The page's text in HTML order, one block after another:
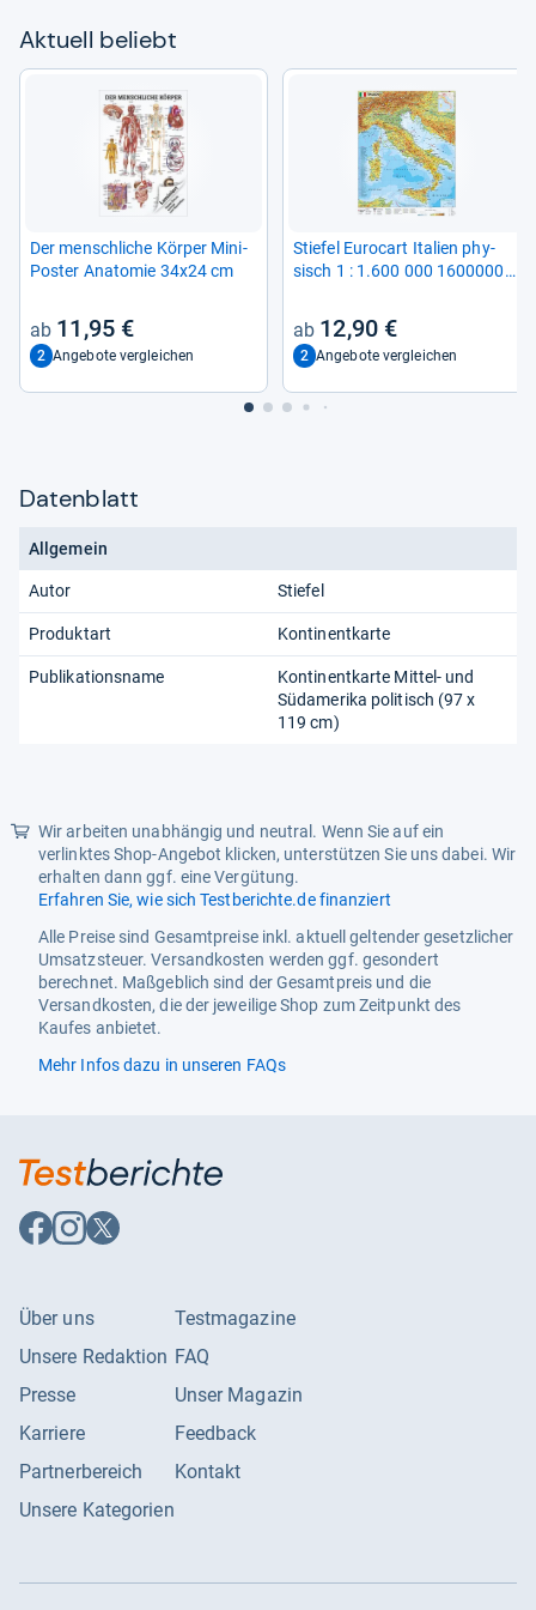
Aktu­ell beliebt
Der mensch­li­che Kör­per Mini-​
Pos­ter Ana­to­mie 34x24 cm
11,95 €
2 Angebote vergleichen
Stie­fel Euro­cart Ita­lien phy­
sisch 1 : 1.600 000 1600000
2016) (7290699)
12,90 €
2 Angebote vergleichen
Datenblatt
Allgemein
Autor Stiefel
Produktart Kontinentkarte
Publikationsname
Kontinentkarte Mittel- und
Südamerika politisch (97 x
119 cm)
Wir arbeiten unabhängig und neutral. Wenn Sie auf ein
verlinktes Shop-Angebot klicken, unterstützen Sie uns dabei. Wir
erhalten dann ggf. eine Vergütung.
Erfahren Sie, wie sich Testberichte.de finanziert
Alle Preise sind Gesamtpreise inkl. aktuell geltender gesetzlicher
Umsatzsteuer. Versandkosten werden ggf. gesondert
berechnet. Maßgeblich sind der Gesamtpreis und die
Versandkosten, die der jeweilige Shop zum Zeitpunkt des
Kaufes anbietet.
Mehr Infos dazu in unseren FAQs
Auf
Facebook
Auf
Instagram
Auf
X
Über uns
Unsere Redaktion
Presse
Karriere
Partnerbereich
Unsere Kategorien
Testmagazine
FAQ
Unser Magazin
Feedback
Kontakt